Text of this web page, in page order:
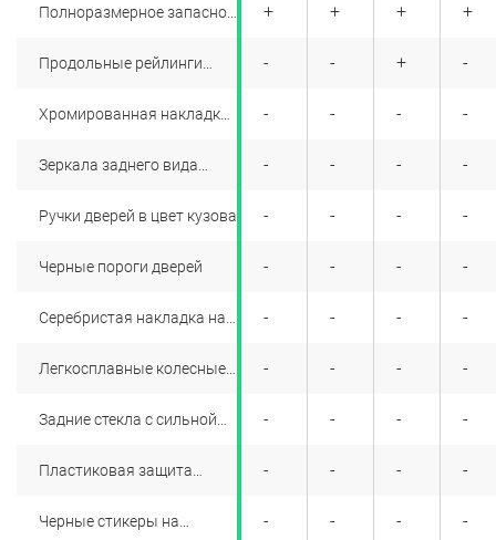
Полноразмерное запасное
Продольные рейлинги
Хромированная накладка
Duster
Зеркала заднего вида
Ручки дверей в цвет кузова
Черные пороги дверей
Cеребристая накладка на
Легкосплавные колесные
Задние стекла с сильной
Пластиковая защита
Черные стикеры на
+
+
+
+
+
+
+
+
+
+
+
+
+
-
-
-
-
-
-
-
-
-
+
+
+
+
+
+
+
+
+
+
+
-
-
-
-
-
-
-
-
-
-
+
-
-
-
-
-
-
-
-
-
-
+
+
-
-
-
-
-
-
-
-
-
+
-
-
-
-
-
-
-
-
-
-